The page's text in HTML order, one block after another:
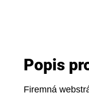
Popis
Firemná